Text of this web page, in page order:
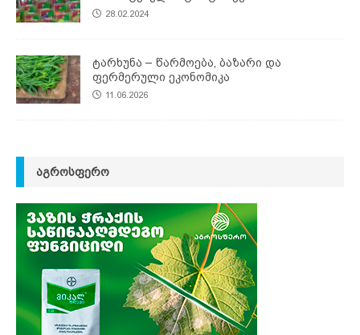
28.02.2024
ტარხუნა – წარმოება, ბაზარი და
ფერმერული ეკონომიკა
11.06.2026
ᲐᲒᲠᲝᲡᲤᲔᲠᲝ